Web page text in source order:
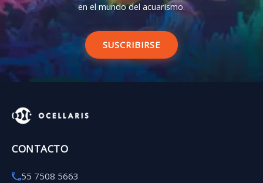
en el mundo del acuarismo.
SUSCRIBIRSE
CONTACTO
55 7508 5663